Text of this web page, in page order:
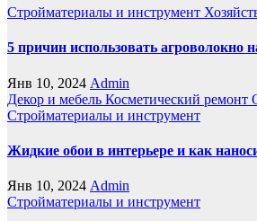
Стройматериалы и инструмент
5 причин использовать агроволокно
Янв 10, 2024 Admin
Декор и мебель Косметический ремонт
Стройматериалы и инструмент
Жидкие обои в интерьере и как
Янв 10, 2024 Admin
Стройматериалы и инструмент